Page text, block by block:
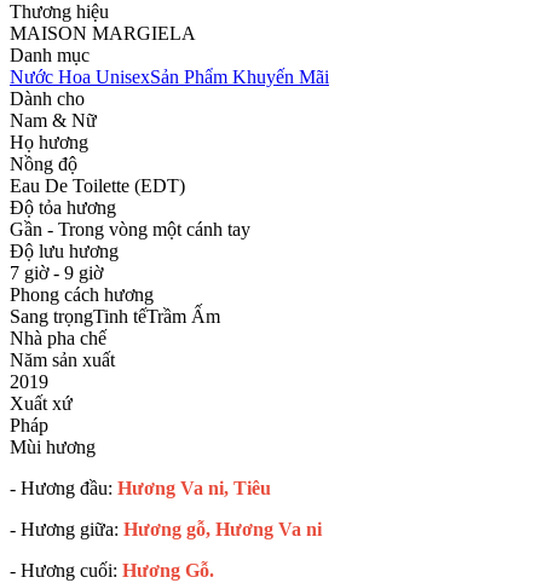
Thương hiệu
MAISON MARGIELA
Danh mục
Nước Hoa UnisexSản Phẩm Khuyến Mãi
Dành cho
Nam & Nữ
Họ hương
Nồng độ
Eau De Toilette (EDT)
Độ tỏa hương
Gần - Trong vòng một cánh tay
Độ lưu hương
7 giờ - 9 giờ
Phong cách hương
Sang trọngTinh tếTrầm Ấm
Nhà pha chế
Năm sản xuất
2019
Xuất xứ
Pháp
Mùi hương
- Hương đầu: Hương Va ni, Tiêu
- Hương giữa: Hương gỗ, Hương Va ni
- Hương cuối: Hương Gỗ.